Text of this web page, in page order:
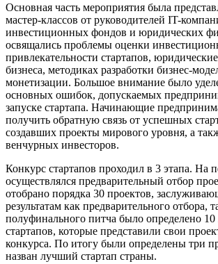
Основная часть мероприятия была
мастер-классов от руководителей IT-
инвестиционных фондов и юридических
освящались проблемы оценки
привлекательности стартапов,
бизнеса, методиках разработки бизнес-
монетизации. Большое внимание было
основных ошибок, допускаемых
запуске стартапа. Начинающие
получить обратную связь от успешных
создавших проекты мирового уровня, а
венчурных инвесторов.
Конкурс стартапов проходил в 3 этапа. На
осуществлялся предварительный отбор
отобрано порядка 30 проектов,
результатам как предварительного отбора,
полуфинального питча было определено
стартапов, которые представили свои
конкурса. По итогу были определены три
назван лучший стартап страны.